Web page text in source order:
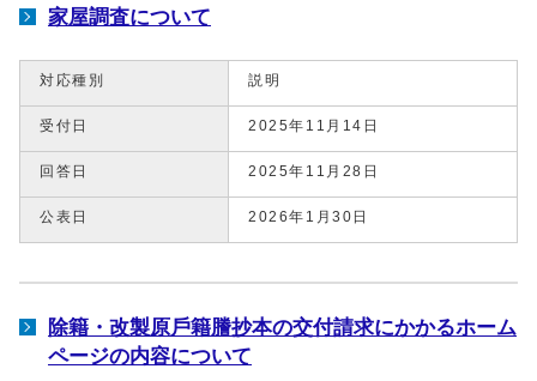
家屋調査について
対応種別 説明
受付日 2025年11月14日
回答日 2025年11月28日
公表日 2026年1月30日
除籍・改製原⼾籍謄抄本の交付請求にかかるホーム
ページの内容について